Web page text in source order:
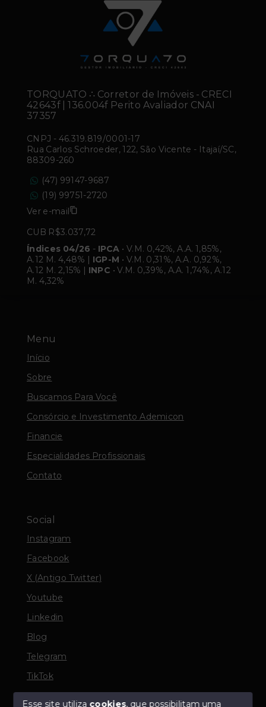
Menu
Início
Sobre
Buscamos Para Você
Consórcio e Investimento Ademicon
Financie
Especialidades Profissionais
Contato
Social
Instagram
Facebook
X (Antigo Twitter)
Youtube
Linkedin
Blog
Telegram
TikTok
TORQUATO ∴ Corretor de Imóveis - CRECI
42643f | 136.004f Perito Avaliador CNAI
37357
CNPJ - 46.319.819/0001-17
Rua Carlos Schroeder, 122, São Vicente - Itajaí/SC,
88309-260
(47) 99147-9687
(19) 99751-2720
Ver e-mail
CUB R$3.037,72
Índices 04/26 - IPCA • V.M. 0,42%, A.A. 1,85%,
A.12 M. 4,48% | IGP-M • V.M. 0,31%, A.A. 0,92%,
A.12 M. 2,15% | INPC • V.M. 0,39%, A.A. 1,74%, A.12
M. 4,32%
Esse site utiliza cookies, que possibilitam uma